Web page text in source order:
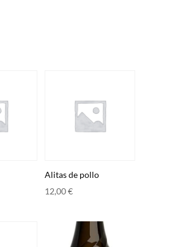
Alitas de pollo
12,00€